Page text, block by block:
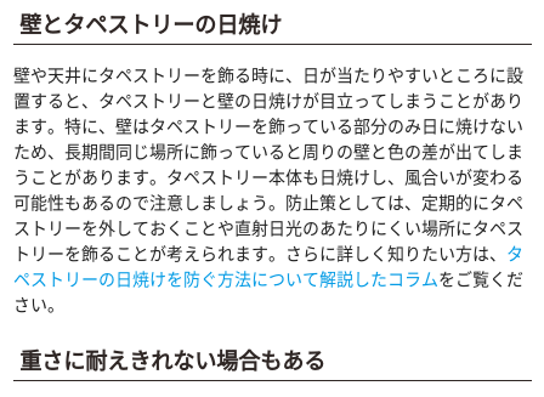
壁とタペストリーの日焼け
壁や天井にタペストリーを飾る時に、日が当たりやすいところに設
置すると、タペストリーと壁の日焼けが目立ってしまうことがあり
ます。特に、壁はタペストリーを飾っている部分のみ日に焼けない
ため、長期間同じ場所に飾っていると周りの壁と色の差が出てしま
うことがあります。タペストリー本体も日焼けし、風合いが変わる
可能性もあるので注意しましょう。防止策としては、定期的にタペ
ストリーを外しておくことや直射日光のあたりにくい場所にタペス
トリーを飾ることが考えられます。さらに詳しく知りたい方は、 タ
ペストリーの日焼けを防ぐ方法について解説したコラムをご覧くだ
さい。
重さに耐えきれない場合もある